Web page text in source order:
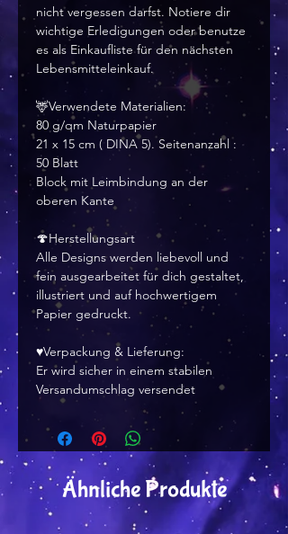
nicht vergessen darfst. Notiere dir
wichtige Erledigungen oder benutze
es als Einkaufliste für den nächsten
Lebensmitteleinkauf.
🦌Verwendete Materialien:
80 g/qm Naturpapier
21 x 15 cm ( DINA 5). Seitenanzahl :
50 Blatt
Block mit Leimbindung an der
oberen Kante
🍄Herstellungsart
Alle Designs werden liebevoll und
fein ausgearbeitet für dich gestaltet,
illustriert und auf hochwertigem
Papier gedruckt.
♥Verpackung & Lieferung:
Er wird sicher in einem stabilen
Versandumschlag versendet
Ähnliche Produkte